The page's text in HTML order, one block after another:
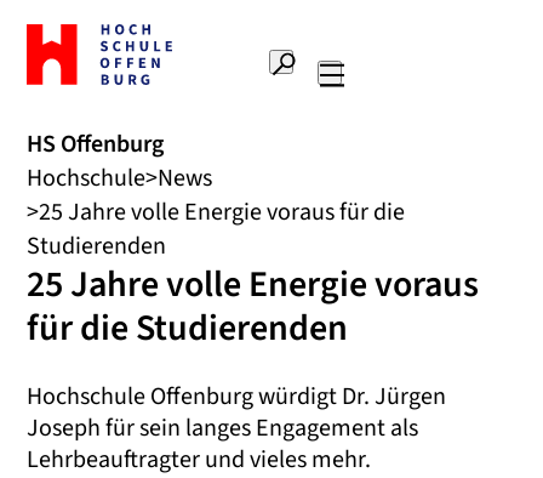
Zur
Startseite
Hochschule
Suche
HS Offenburg
Hochschule News
25 Jahre volle Energie voraus für die
Studierenden
25 Jahre volle Energie voraus
für die Studierenden
Hochschule Offenburg würdigt Dr. Jürgen
Joseph für sein langes Engagement als
Lehrbeauftragter und vieles mehr.